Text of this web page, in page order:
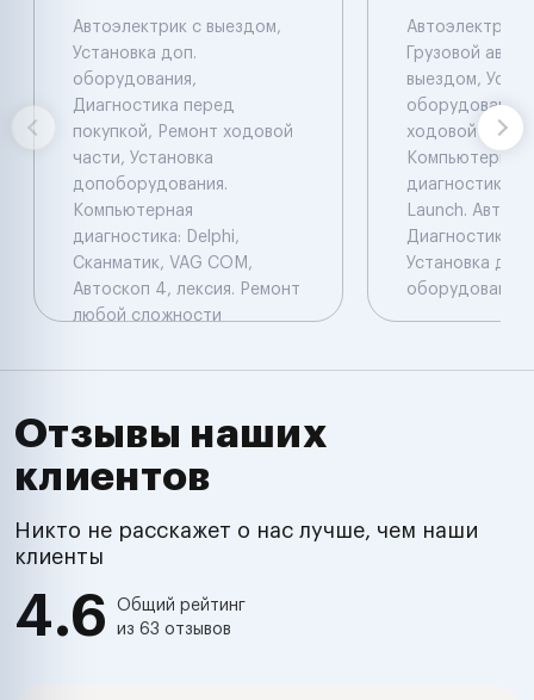
Автоэлектрик с выездом,
Установка доп.
оборудования,
Диагностика перед
покупкой, Ремонт ходовой
части, Установка
допоборудования.
Компьютерная
диагностика: Delphi,
Сканматик, VAG COM,
Автоскоп 4, лексия. Ремонт
любой сложности
Автоэлектрик
Грузовой
выездом,
ходовой части.
Компьютерная
диагностика:
Launch.
Диагностика.
Установка доп
оборудования.
Отзывы наших
клиентов
Никто не расскажет о нас лучше, чем наши
клиенты
4.6
Общий рейтинг
из 63 отзывов